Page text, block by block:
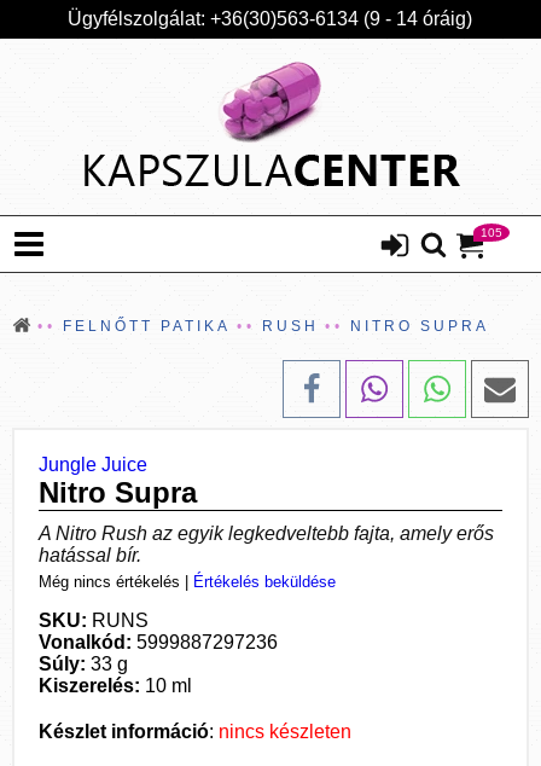
Ügyfélszolgálat: +36(30)563-6134 (9 - 14 óráig)
105
FELNŐTT PATIKA RUSH NITRO SUPRA
Jungle Juice
Nitro Supra
A Nitro Rush az egyik legkedveltebb fajta, amely erős
hatással bír.
Még nincs értékelés Értékelés beküldése
SKU: RUNS
Vonalkód: 5999887297236
Súly: 33 g
Kiszerelés: 10 ml
Készlet információ: nincs készleten